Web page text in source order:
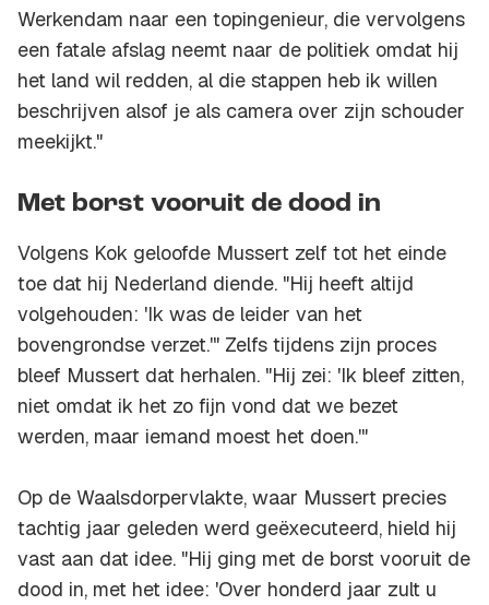
Werkendam naar een topingenieur, die vervolgens
een fatale afslag neemt naar de politiek omdat hij
het land wil redden, al die stappen heb ik willen
beschrijven alsof je als camera over zijn schouder
meekijkt."
Met borst vooruit de dood in
Volgens Kok geloofde Mussert zelf tot het einde
toe dat hij Nederland diende. "Hij heeft altijd
volgehouden: 'Ik was de leider van het
bovengrondse verzet.'" Zelfs tijdens zijn proces
bleef Mussert dat herhalen. "Hij zei: 'Ik bleef zitten,
niet omdat ik het zo fijn vond dat we bezet
werden, maar iemand moest het doen.'"
Op de Waalsdorpervlakte, waar Mussert precies
tachtig jaar geleden werd geëxecuteerd, hield hij
vast aan dat idee. "Hij ging met de borst vooruit de
dood in, met het idee: 'Over honderd jaar zult u